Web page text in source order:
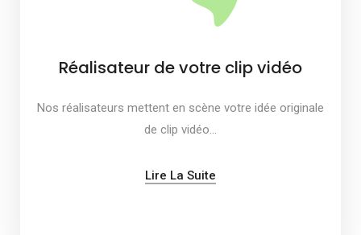
Réalisateur de votre clip vidéo
Nos réalisateurs mettent en scène votre idée originale
de clip vidéo…
Lire La Suite